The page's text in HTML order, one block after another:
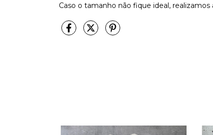
Caso o tamanho não fique ideal,